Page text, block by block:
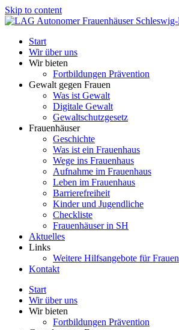
Skip to content
Start
Wir über uns
Wir bieten
Fortbildungen Prävention
Gewalt gegen Frauen
Was ist Gewalt
Digitale Gewalt
Gewaltschutzgesetz
Frauenhäuser
Geschichte
Was ist ein Frauenhaus
Wege ins Frauenhaus
Aufnahme im Frauenhaus
Leben im Frauenhaus
Barrierefreiheit
Kinder und Jugendliche
Checkliste
Frauenhäuser in SH
Aktuelles
Links
Weitere Hilfsangebote für Frauen
Kontakt
Start
Wir über uns
Wir bieten
Fortbildungen Prävention